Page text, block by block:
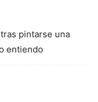
pintarse una
entiendo